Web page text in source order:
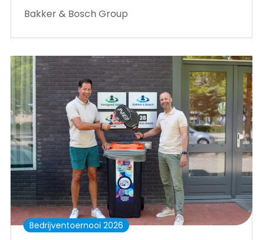
Bakker & Bosch Group
Bedrijventoernooi 2026